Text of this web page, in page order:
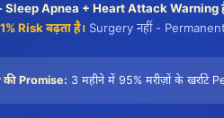
- Sleep Apnea + Heart Attack Warning
Risk बढ़ता है। Surgery नहीं -
Promise: 3 महीने में 95% मरीज़ों के खर्राटे